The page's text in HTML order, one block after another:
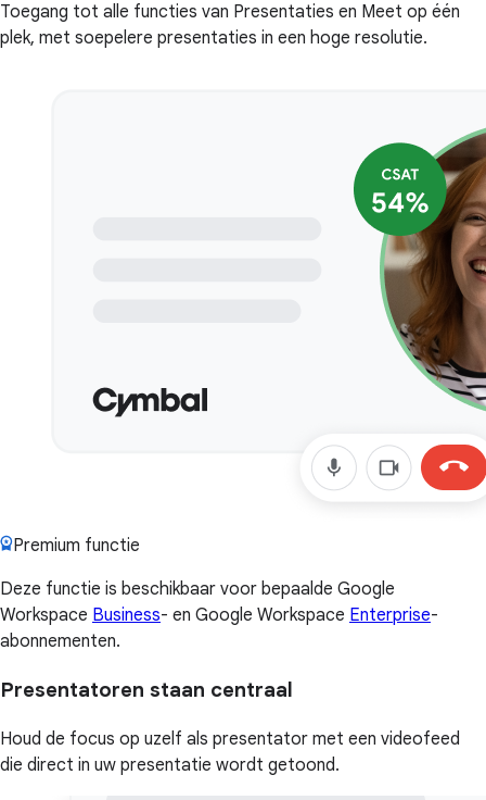
Toegang tot alle functies van Presentaties en Meet op één
plek, met soepelere presentaties in een hoge resolutie.
Premium functie
Deze functie is beschikbaar voor bepaalde Google
Workspace Business- en Google Workspace Enterprise-
abonnementen.
Presentatoren staan centraal
Houd de focus op uzelf als presentator met een videofeed
die direct in uw presentatie wordt getoond.